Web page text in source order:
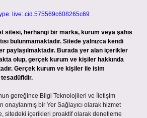
live:.cid.575569c608265c69
sitesi, herhangi bir marka, kurum veya şahıs
bulunmamaktadır. Sitede yalnızca kendi
paylaşılmaktadır. Burada yer alan içerikler
olup, gerçek kurum ve kişiler hakkında
Gerçek kurum ve kişiler ile isim
gereğince Bilgi Teknolojileri ve İletişim
onaylanmış bir Yer Sağlayıcı olarak hizmet
sitedeki içerikleri proaktif olarak denetleme